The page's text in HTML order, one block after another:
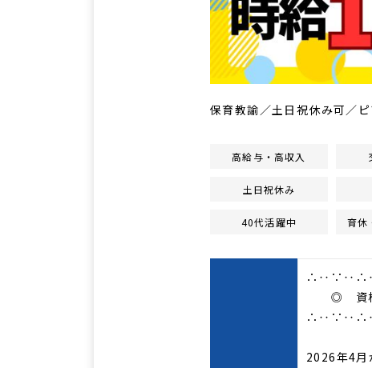
保育教諭／土日祝休み可／
高給与・高収入
土日祝休み
40代活躍中 育休
◎ 資格
2026年4月